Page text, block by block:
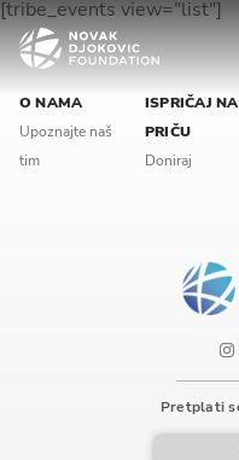
[tribe_events view="list"]
O NAMA
Upoznajte naš
tim
ISPRIČAJ
PRIČU
Doniraj
Pretplati
Newsletter